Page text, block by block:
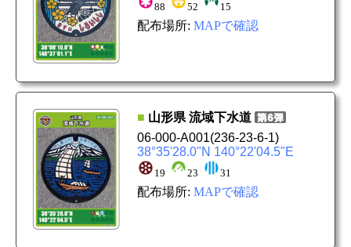
88 52 15
配布場所: MAPで確認
■ 山形県 流域下水道
06-000-A001(236-23-6-1)
38°35'28.0"N 140°22'04.5"E
19 23 31
配布場所: MAPで確認